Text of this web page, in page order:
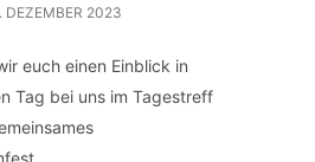
DEZEMBER 2023
euch einen Einblick in
Tag bei uns im Tagestreff